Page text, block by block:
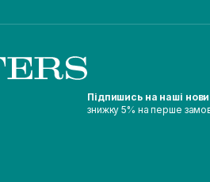
Підпишись на наші
знижку 5% на перше